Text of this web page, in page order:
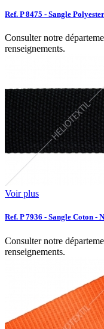
Ref. P 8475 - Sangle
Consulter notre
renseignements.
Voir plus
Ref. P 7936 - Sangle Coton -
Consulter notre
renseignements.